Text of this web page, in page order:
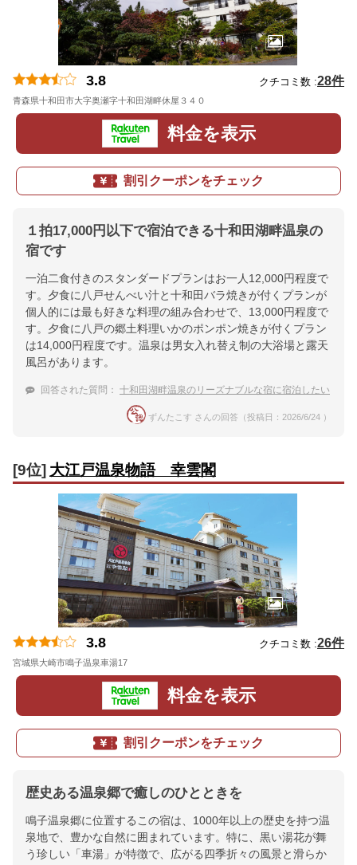
3.8 クチコミ数 :28件
青森県十和田市大字奥瀬字十和田湖畔休屋３４０
料金を表示
割引クーポンをチェック
１拍17,000円以下で宿泊できる十和田湖畔温泉の
宿です
一泊二食付きのスタンダードプランはお一人12,000円程度で
す。夕食に八戸せんべい汁と十和田バラ焼きが付くプランが
個人的には最も好きな料理の組み合わせで、13,000円程度で
す。夕食に八戸の郷土料理いかのポンポン焼きが付くプラン
は14,000円程度です。温泉は男女入れ替え制の大浴場と露天
風呂があります。
回答された質問： 十和田湖畔温泉のリーズナブルな宿に宿泊したい
ずんたこす さんの回答（投稿日：2026/6/24 ）
[9位] 大江戸温泉物語 幸雲閣
3.8 クチコミ数 :26件
宮城県大崎市鳴子温泉車湯17
料金を表示
割引クーポンをチェック
歴史ある温泉郷で癒しのひとときを
鳴子温泉郷に位置するこの宿は、1000年以上の歴史を持つ温
泉地で、豊かな自然に囲まれています。特に、黒い湯花が舞
う珍しい「車湯」が特徴で、広がる四季折々の風景と滑らか